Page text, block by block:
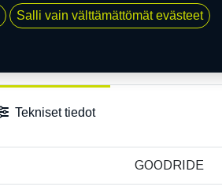
Tekniset tiedot
GOODRIDE
Salli vain välttämättömät evästeet